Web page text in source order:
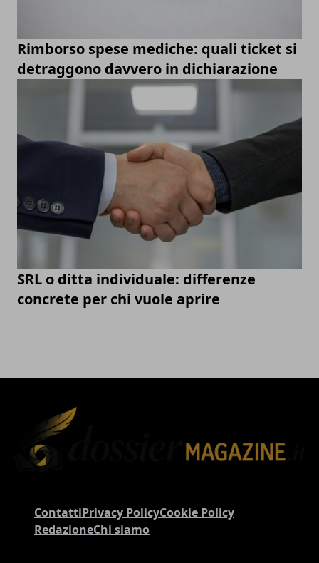
Rimborso spese mediche: quali ticket si
detraggono davvero in dichiarazione
SRL o ditta individuale: differenze
concrete per chi vuole aprire
ContattiPrivacy PolicyCookie Policy
RedazioneChi siamo